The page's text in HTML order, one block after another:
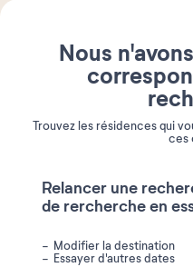
Nous
Trouvez les résidences qui
ces
Relancer une
de rercherche en
Modifier la destination
Essayer d'autres dates